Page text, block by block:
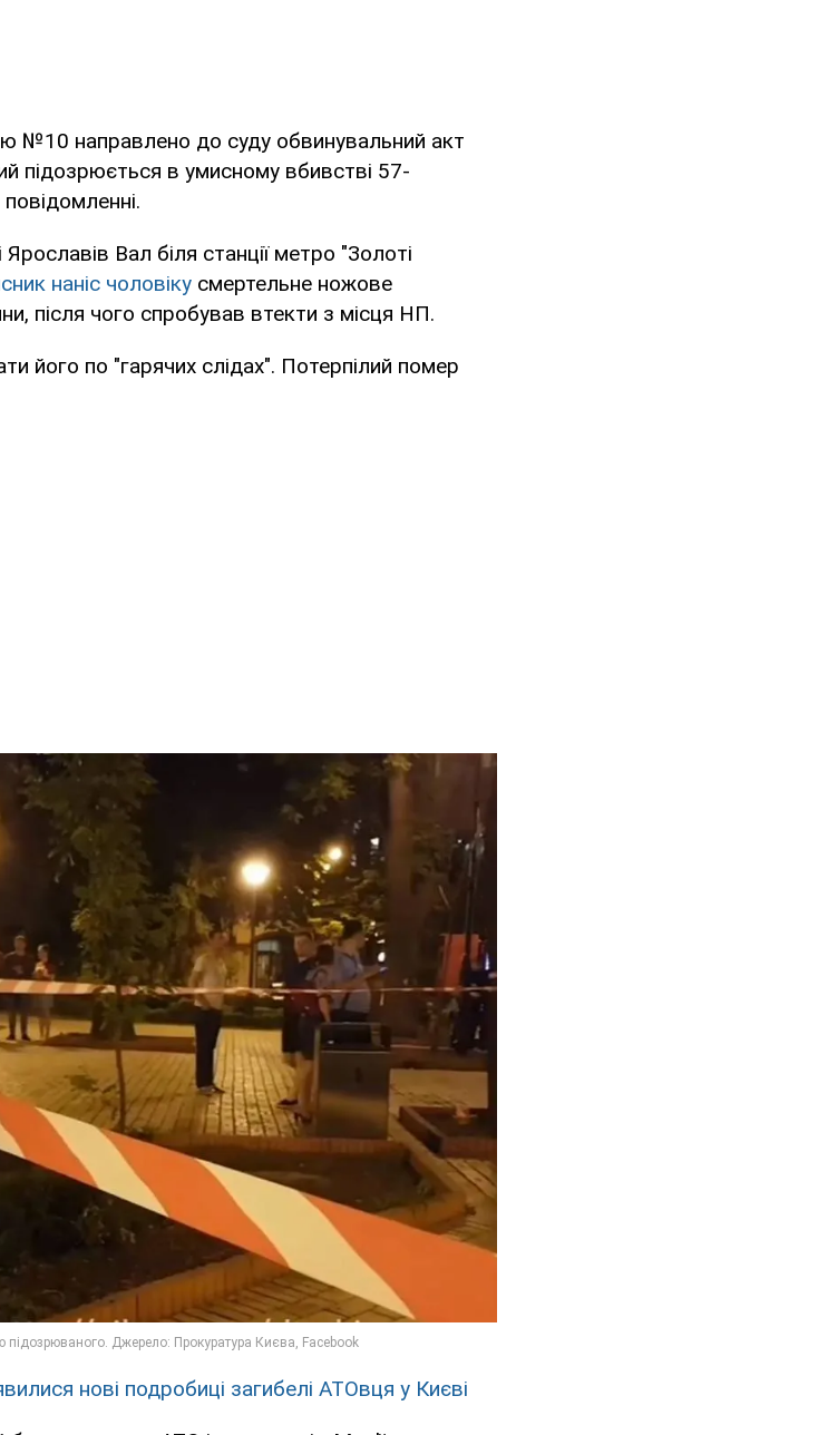
№10 направлено до суду обвинувальний акт
підозрюється в умисному вбивстві 57-
Вал біля станції метро "Золоті
наніс чоловіку смертельне ножове
після чого спробував втекти з місця НП.
його по "гарячих слідах". Потерпілий помер
нові подробиці загибелі АТОвця у Києві